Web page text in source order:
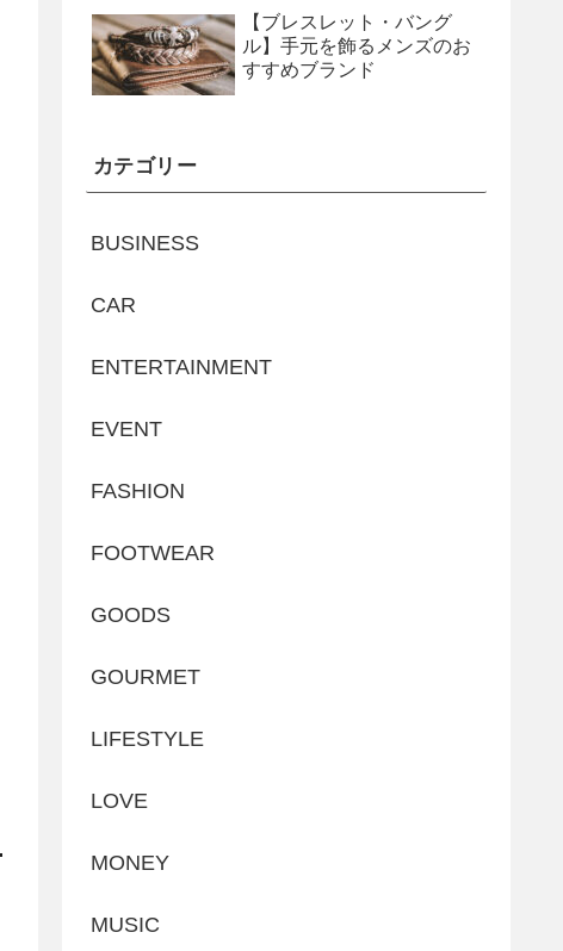
【ブレスレット・バング
ル】手元を飾るメンズのお
すすめブランド
カテゴリー
BUSINESS
CAR
ENTERTAINMENT
EVENT
FASHION
FOOTWEAR
GOODS
GOURMET
LIFESTYLE
LOVE
MONEY
MUSIC